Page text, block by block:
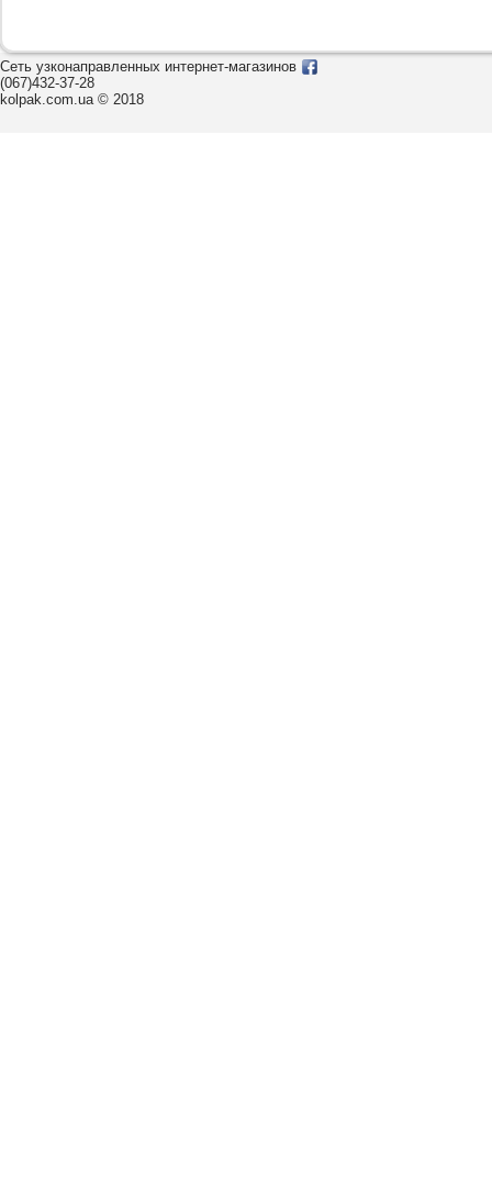
Сеть узконаправленных интернет-магазинов
(067)432-37-28
kolpak.com.ua © 2018